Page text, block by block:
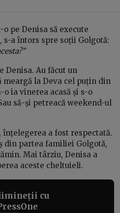
pe Denisa să execute
s-a întors spre soții Golgotă:
Denisa. Au făcut un
meargă la Deva cel puțin din
o ia vinerea acasă și s-o
să-și petreacă weekend-ul
a fost respectată.
din partea familiei Golgotă,
Mai târziu, Denisa a
aceste cheltuieli.
cu